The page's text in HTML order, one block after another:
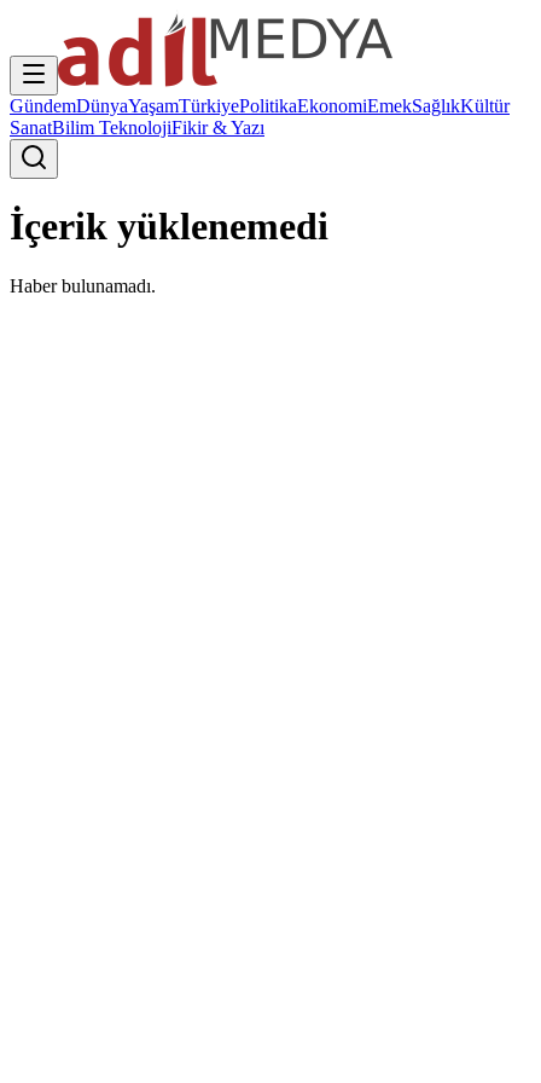
GündemDünyaYaşamTürkiyePolitikaEkonomiEmekSağlıkKültür
SanatBilim TeknolojiFikir & Yazı
İçerik yüklenemedi
Haber bulunamadı.